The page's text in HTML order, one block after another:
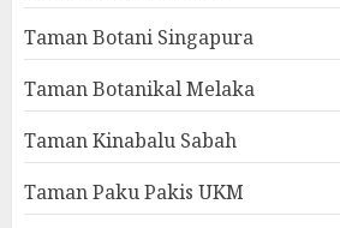
Taman Botani Singapura
Taman Botanikal Melaka
Taman Kinabalu Sabah
Taman Paku Pakis UKM